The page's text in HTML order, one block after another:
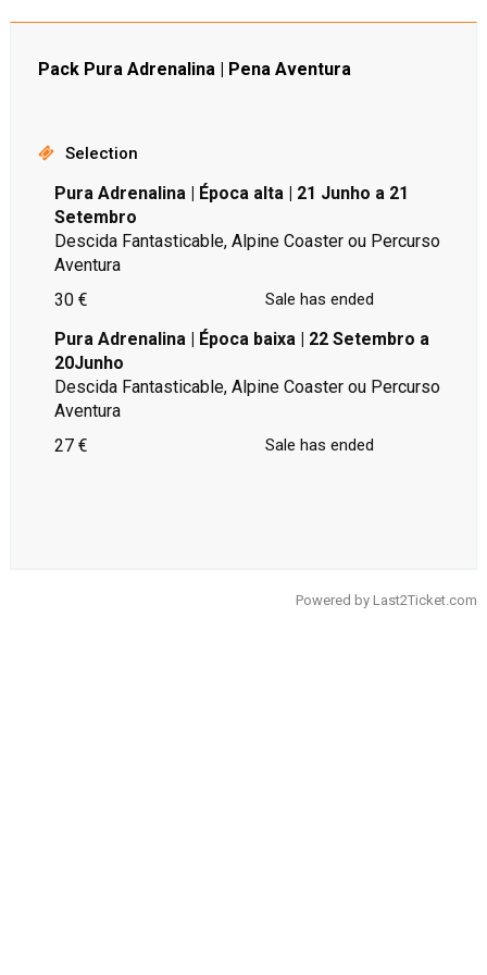
Pack Pura Adrenalina | Pena Aventura
Selection
Pura Adrenalina | Época alta | 21 Junho a 21
Setembro
Descida Fantasticable, Alpine Coaster ou Percurso
Aventura
30 €
Sale has ended
Pura Adrenalina | Época baixa | 22 Setembro a
20Junho
Descida Fantasticable, Alpine Coaster ou Percurso
Aventura
27 €
Sale has ended
Powered by Last2Ticket.com